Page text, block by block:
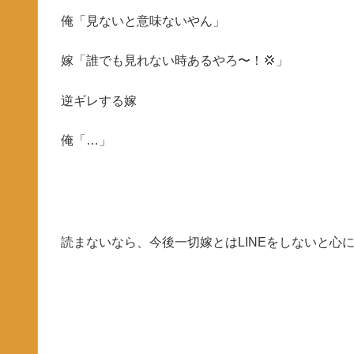
俺「見ないと意味ないやん」
嫁「誰でも見れない時あるやろ〜！💢」
逆ギレする嫁
俺「…」
読まないなら、今後一切嫁とはLINEをしないと心に